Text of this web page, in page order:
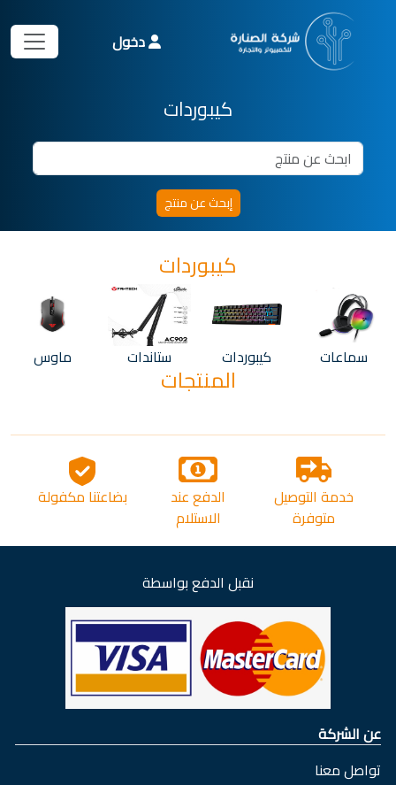
دخول
كيبوردات
كيبوردات
سماعات كيبوردات ستاندات ماوس
المنتجات
خدمة التوصيل
متوفرة
الدفع عند
الاستلام
بضاعتنا مكفولة
نقبل الدفع بواسطة
عن الشركة
تواصل معنا